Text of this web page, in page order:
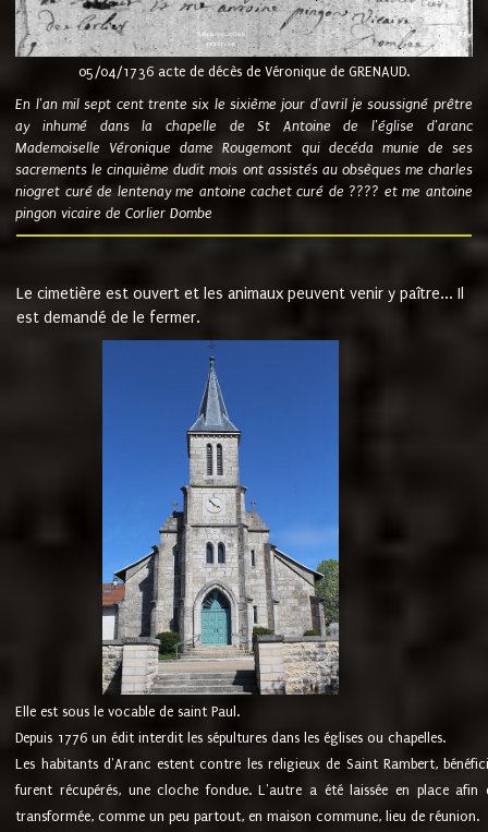
05/04/1736 acte de décès de Véronique de GRENAUD.
En l'an mil sept cent trente six le sixième jour d'avril je soussigné prêtre
ay inhumé dans la chapelle de St Antoine de l'église d'aranc
Mademoiselle Véronique dame Rougemont qui decéda munie de ses
sacrements le cinquième dudit mois ont assistés au obsèques me charles
niogret curé de lentenay me antoine cachet curé de ???? et me antoine
pingon vicaire de Corlier Dombe
Le cimetière est ouvert et les animaux peuvent venir y paître... Il
est demandé de le fermer.
Elle est sous le vocable de saint Paul.
Depuis 1776 un édit interdit les sépultures dans les églises ou chapelles.
Les habitants d'Aranc estent contre les religieux de Saint Rambert,
furent récupérés, une cloche fondue. L'autre a été laissée en place
transformée, comme un peu partout, en maison commune, lieu de réunion.